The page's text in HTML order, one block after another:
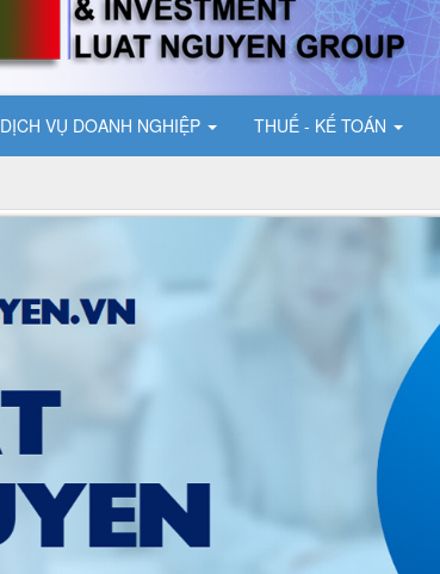
DỊCH VỤ DOANH NGHIỆP THUẾ - KẾ TOÁN